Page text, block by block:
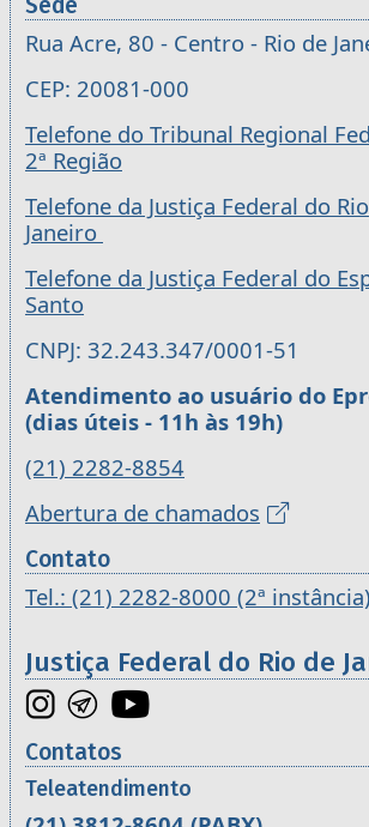
Rua Acre, 80 - Centro - Rio de
CEP: 20081-000
Telefone do Tribunal Regional
2ª Região
Telefone da Justiça Federal do Rio
Janeiro
Telefone da Justiça Federal do
Santo
CNPJ: 32.243.347/0001-51
Atendimento ao usuário do
(dias úteis - 11h às 19h)
(21) 2282-8854
Abertura de chamados
Contato
Tel.: (21) 2282-8000 (2ª instância)
Justiça Federal do Rio de
Contatos
Teleatendimento